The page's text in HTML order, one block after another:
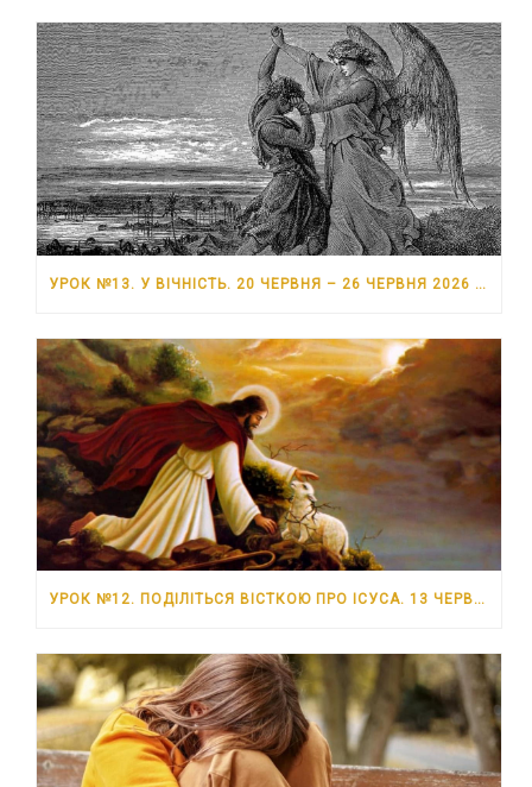
УРОК №13. У ВІЧНІСТЬ. 20 ЧЕРВНЯ – 26 ЧЕРВНЯ 2026 РОКУ
УРОК №12. ПОДІЛІТЬСЯ ВІСТКОЮ ПРО ІСУСА. 13 ЧЕРВНЯ – 19 ЧЕРВНЯ 2026 РОКУ